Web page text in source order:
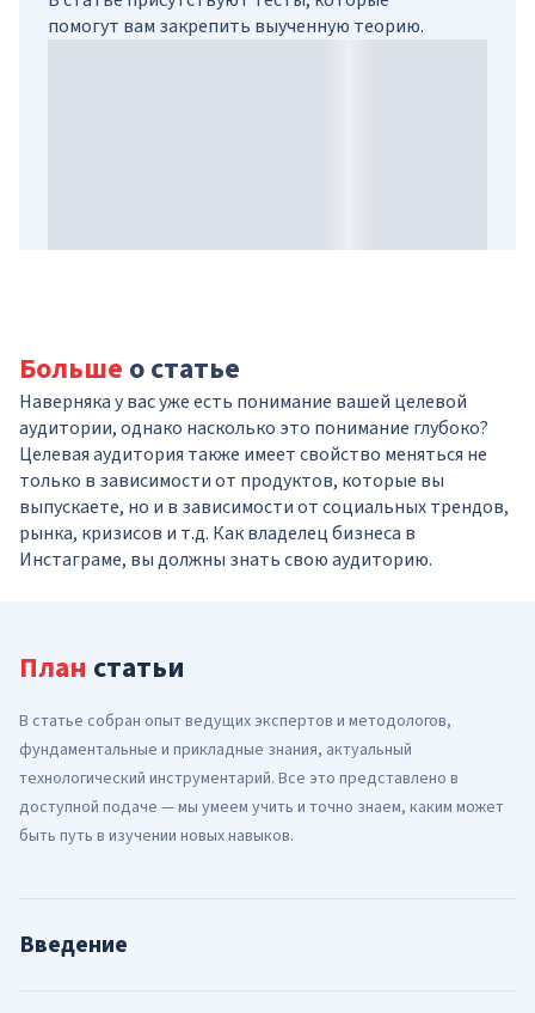
помогут вам закрепить выученную теорию.
Больше о статье
Наверняка у вас уже есть понимание вашей целевой
аудитории, однако насколько это понимание глубоко?
Целевая аудитория также имеет свойство меняться не
только в зависимости от продуктов, которые вы
выпускаете, но и в зависимости от социальных трендов,
рынка, кризисов и т.д. Как владелец бизнеса в
Инстаграме, вы должны знать свою аудиторию.
План статьи
В статье собран опыт ведущих экспертов и методологов,
фундаментальные и прикладные знания, актуальный
технологический инструментарий. Все это представлено в
доступной подаче — мы умеем учить и точно знаем, каким может
быть путь в изучении новых навыков.
Введение